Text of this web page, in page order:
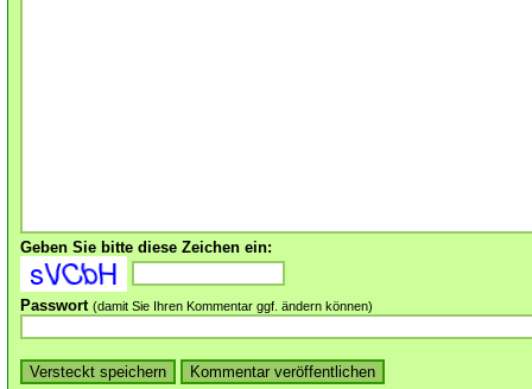
Geben Sie bitte diese Zeichen ein:
Passwort (damit Sie Ihren Kommentar ggf. ändern können)